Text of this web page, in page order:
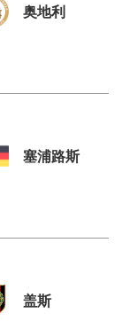
奥地利
塞浦路斯
盖斯